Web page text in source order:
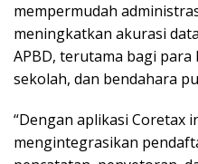
mempermudah
meningkatkan akurasi
APBD, terutama bagi para
sekolah, dan bendahara
“Dengan aplikasi Coretax
mengintegrasikan